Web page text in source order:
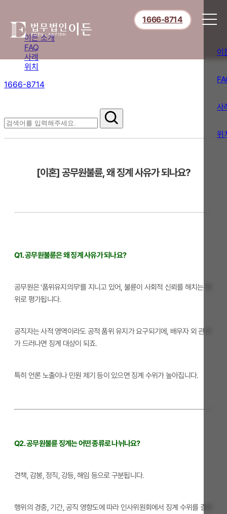
이든 소개
FAQ
사례
위치
1666-8714
1666-8714
이
사
위
[이혼] 공무원불륜, 왜 징계 사유가 되나요?
Q1. 공무원불륜은 왜 징계 사유가 되나요?
공무원은 ‘품위유지의무’를 지니고 있어, 불륜이 사회적 신뢰를 해치는 행
위로 평가됩니다.
공직자는 사적 영역이라도 공적 품위 유지가 요구되기에, 배우자 외 관계
가 드러나면 징계 대상이 되죠.
특히 언론 노출이나 민원 제기 등이 있으면 징계 수위가 높아집니다.
Q2. 공무원불륜 징계는 어떤 종류로 나뉘나요?
견책, 감봉, 정직, 강등, 해임 등으로 구분됩니다.
행위의 경중, 기간, 공직 영향도에 따라 인사위원회에서 징계 수위를 결정